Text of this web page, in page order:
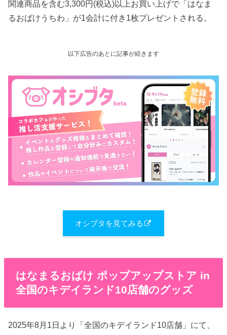
関連商品を含む3,300円(税込)以上お買い上げで「はなま
るおばけうちわ」が1会計に付き1枚プレゼントされる。
以下広告のあとに記事が続きます
オシブタを見てみる
はなまるおばけ ポップアップストア in
全国のキデイランド10店舗のグッズ
2025年8月1日より「全国のキデイランド10店舗」にて、